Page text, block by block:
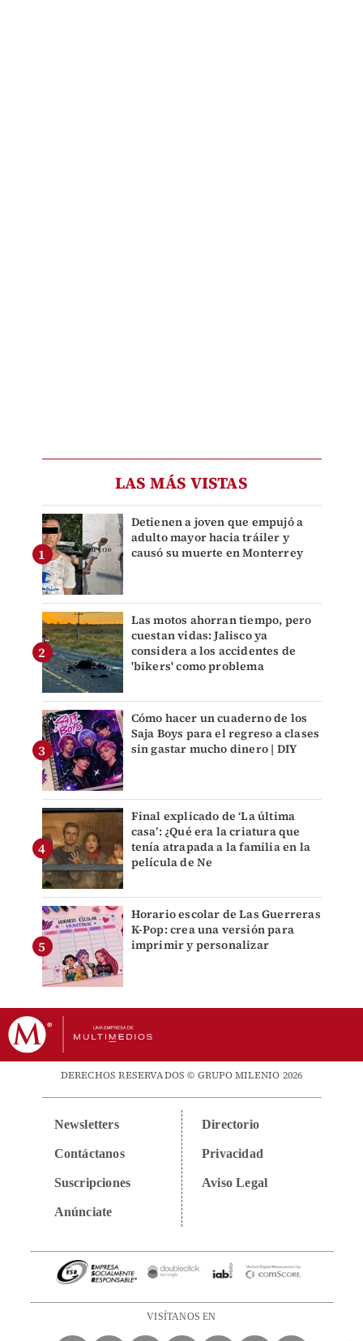
LAS MÁS VISTAS
Detienen a joven que empujó a
adulto mayor hacia tráiler y
causó su muerte en Monterrey
Las motos ahorran tiempo, pero
cuestan vidas: Jalisco ya
considera a los accidentes de
'bikers' como problema
Cómo hacer un cuaderno de los
Saja Boys para el regreso a clases
sin gastar mucho dinero | DIY
Final explicado de ‘La última
casa’: ¿Qué era la criatura que
tenía atrapada a la familia en la
película de Ne
Horario escolar de Las Guerreras
K-Pop: crea una versión para
imprimir y personalizar
DERECHOS RESERVADOS © GRUPO MILENIO 2026
Newsletters
Contáctanos
Suscripciones
Anúnciate
Directorio
Privacidad
Aviso Legal
VISÍTANOS EN